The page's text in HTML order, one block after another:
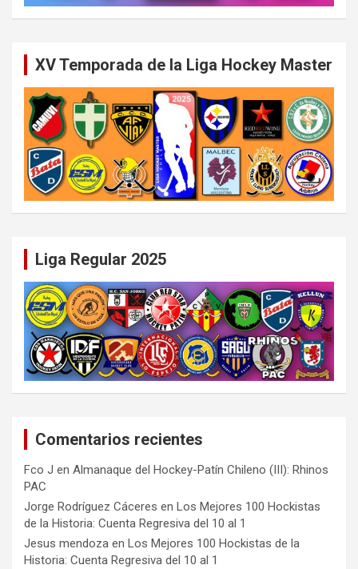
XV Temporada de la Liga Hockey Master
Liga Regular 2025
Comentarios recientes
Fco J en Almanaque del Hockey-Patín Chileno (III): Rhinos
PAC
Jorge Rodríguez Cáceres en Los Mejores 100 Hockistas
de la Historia: Cuenta Regresiva del 10 al 1
Jesus mendoza en Los Mejores 100 Hockistas de la
Historia: Cuenta Regresiva del 10 al 1